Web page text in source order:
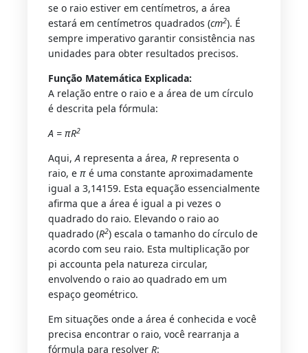
se o raio estiver em centímetros, a área
estará em centímetros quadrados (cm2). É
sempre imperativo garantir consistência nas
unidades para obter resultados precisos.
Função Matemática Explicada:
A relação entre o raio e a área de um círculo
é descrita pela fórmula:
A = πR2
Aqui, A representa a área, R representa o
raio, e π é uma constante aproximadamente
igual a 3,14159. Esta equação essencialmente
afirma que a área é igual a pi vezes o
quadrado do raio. Elevando o raio ao
quadrado (R2) escala o tamanho do círculo de
acordo com seu raio. Esta multiplicação por
pi accounta pela natureza circular,
envolvendo o raio ao quadrado em um
espaço geométrico.
Em situações onde a área é conhecida e você
precisa encontrar o raio, você rearranja a
fórmula para resolver R: